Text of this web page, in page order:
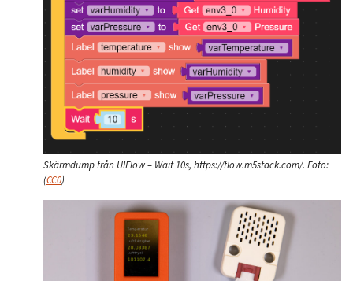
Skärmdump från UIFlow – Wait 10s, https://flow.m5stack.com/. Foto:
(CC0)